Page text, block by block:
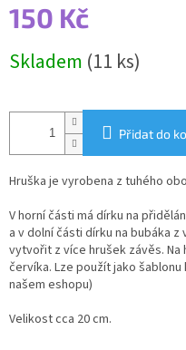
150 Kč
cena:
Skladem (11 ks)
Přidat do
Hruška je vyrobena z tuhého
V horní části má dírku na
a v dolní části dírku na bubáka
vytvořit z více hrušek závěs.
červíka. Lze použít jako
našem eshopu)
Velikost cca 20 cm.